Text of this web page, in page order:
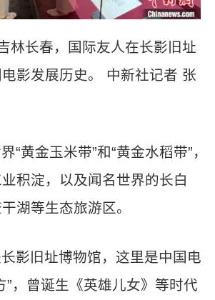
林长春，国际友人在长影旧址
影发展历史。 中新社记者 张
“黄金玉米带”和“黄金水稻带”，
积淀，以及闻名世界的长白
湖等生态旅游区。
影旧址博物馆，这里是中国电
”，曾诞生《英雄儿女》等时代